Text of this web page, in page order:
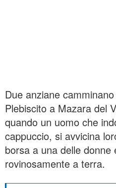
Due anziane
Plebiscito a Mazara del
quando un uomo che
cappuccio, si avvicina
borsa a una delle donne
rovinosamente a terra.